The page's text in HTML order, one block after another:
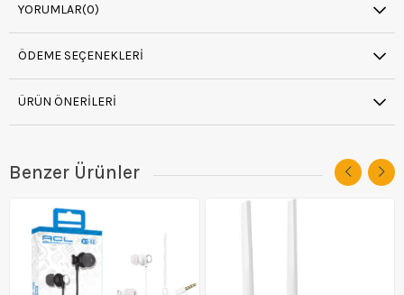
YORUMLAR(0)
ÖDEME SEÇENEKLERI
ÜRÜN ÖNERILERI
Benzer Ürünler